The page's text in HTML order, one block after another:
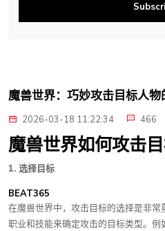
魔兽世界：巧妙攻击目标人物
2026-03-18 11:22:34 466
魔兽世界如何攻击
1. 选择目标
BEAT365
在魔兽世界中，攻击目标的选择是非
职业和技能来确定攻击的目标类型。例